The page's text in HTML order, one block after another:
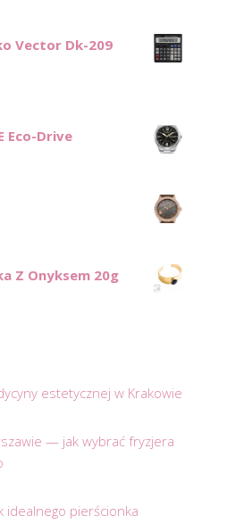
Vector Dk-209
Eco-Drive
Z Onyksem 20g
estetycznej w Krakowie
— jak wybrać fryzjera
pierścionka